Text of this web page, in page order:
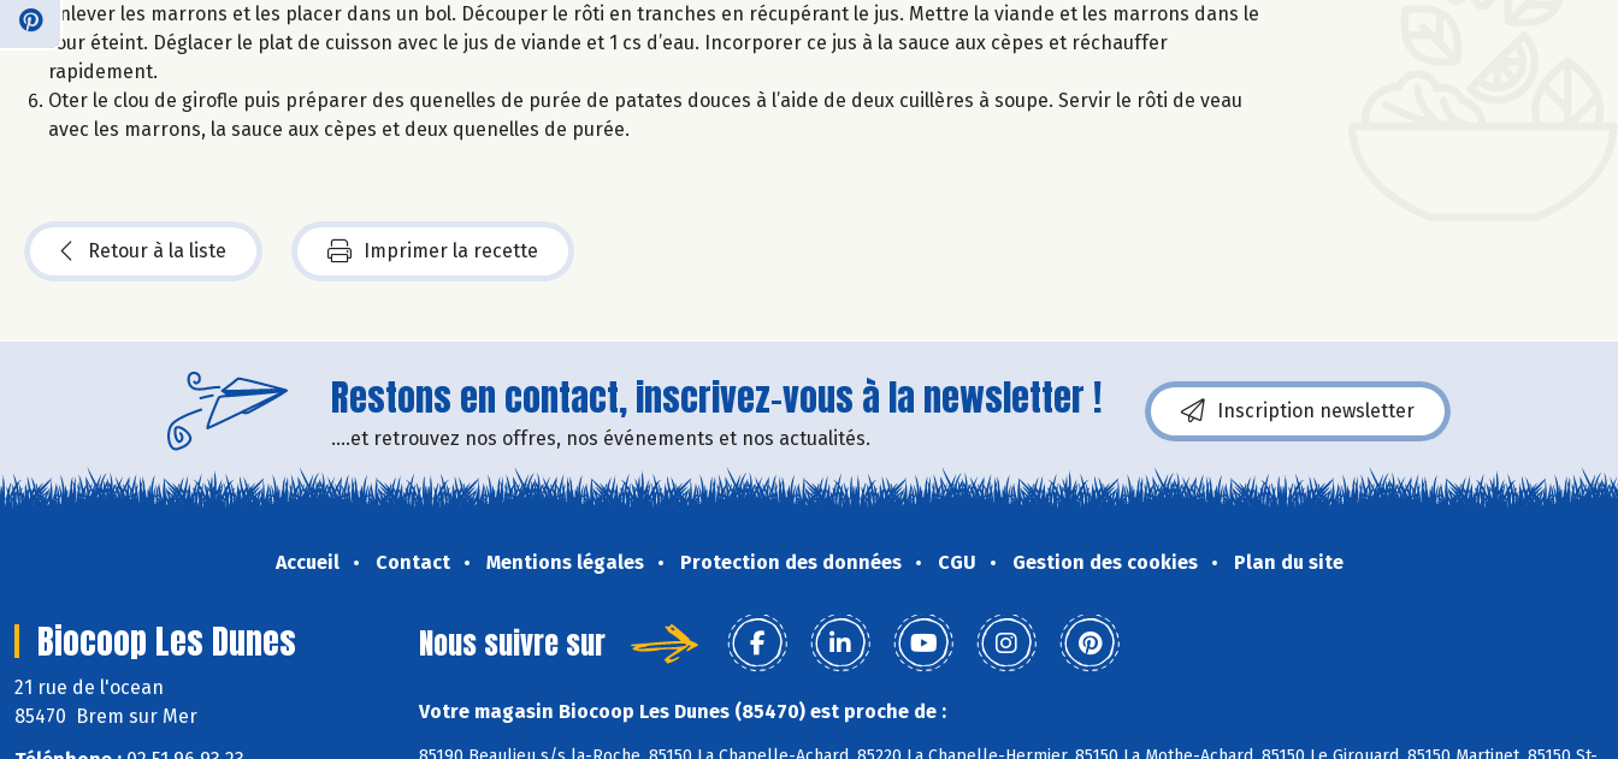
Enlever les marrons et les placer dans un bol. Découper le rôti en tranches en récupérant le jus. Mettre la viande et les marrons dans le
four éteint. Déglacer le plat de cuisson avec le jus de viande et 1 cs d’eau. Incorporer ce jus à la sauce aux cèpes et réchauffer
rapidement.
Oter le clou de girofle puis préparer des quenelles de purée de patates douces à l’aide de deux cuillères à soupe. Servir le rôti de veau
avec les marrons, la sauce aux cèpes et deux quenelles de purée.
Retour à la liste Imprimer la recette
Restons en contact, inscrivez-vous à la newsletter !
....et retrouvez nos offres, nos événements et nos actualités.
Inscription newsletter
Accueil Contact Mentions légales Protection des données CGU Gestion des cookies Plan du site
Biocoop Les Dunes
21 rue de l'ocean
85470 Brem sur Mer
Nous suivre sur
Votre magasin Biocoop Les Dunes (85470) est proche de :